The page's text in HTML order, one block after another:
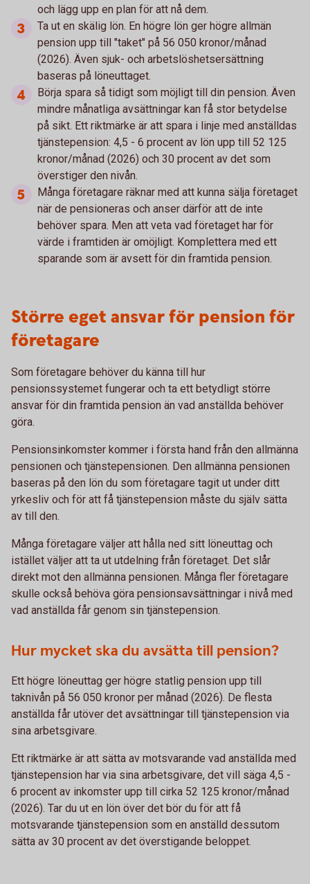
och lägg upp en plan för att nå dem.
Ta ut en skälig lön. En högre lön ger högre allmän
pension upp till "taket" på 56 050 kronor/månad
(2026). Även sjuk- och arbetslöshetsersättning
baseras på löneuttaget.
Börja spara så tidigt som möjligt till din pension. Även
mindre månatliga avsättningar kan få stor betydelse
på sikt. Ett riktmärke är att spara i linje med anställdas
tjänstepension: 4,5 - 6 procent av lön upp till 52 125
kronor/månad (2026) och 30 procent av det som
överstiger den nivån.
Många företagare räknar med att kunna sälja företaget
när de pensioneras och anser därför att de inte
behöver spara. Men att veta vad företaget har för
värde i framtiden är omöjligt. Komplettera med ett
sparande som är avsett för din framtida pension.
Större eget ansvar för pension för
företagare
Som företagare behöver du känna till hur
pensionssystemet fungerar och ta ett betydligt större
ansvar för din framtida pension än vad anställda behöver
göra.
Pensionsinkomster kommer i första hand från den allmänna
pensionen och tjänstepensionen. Den allmänna pensionen
baseras på den lön du som företagare tagit ut under ditt
yrkesliv och för att få tjänstepension måste du själv sätta
av till den.
Många företagare väljer att hålla ned sitt löneuttag och
istället väljer att ta ut utdelning från företaget. Det slår
direkt mot den allmänna pensionen. Många fler företagare
skulle också behöva göra pensionsavsättningar i nivå med
vad anställda får genom sin tjänstepension.
Hur mycket ska du avsätta till pension?
Ett högre löneuttag ger högre statlig pension upp till
taknivån på 56 050 kronor per månad (2026). De flesta
anställda får utöver det avsättningar till tjänstepension via
sina arbetsgivare.
Ett riktmärke är att sätta av motsvarande vad anställda med
tjänstepension har via sina arbetsgivare, det vill säga 4,5 -
6 procent av inkomster upp till cirka 52 125 kronor/månad
(2026). Tar du ut en lön över det bör du för att få
motsvarande tjänstepension som en anställd dessutom
sätta av 30 procent av det överstigande beloppet.